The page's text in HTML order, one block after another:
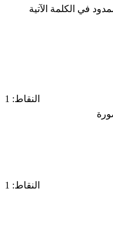
في الكلمة الآتية
النقاط: 1
النقاط: 1